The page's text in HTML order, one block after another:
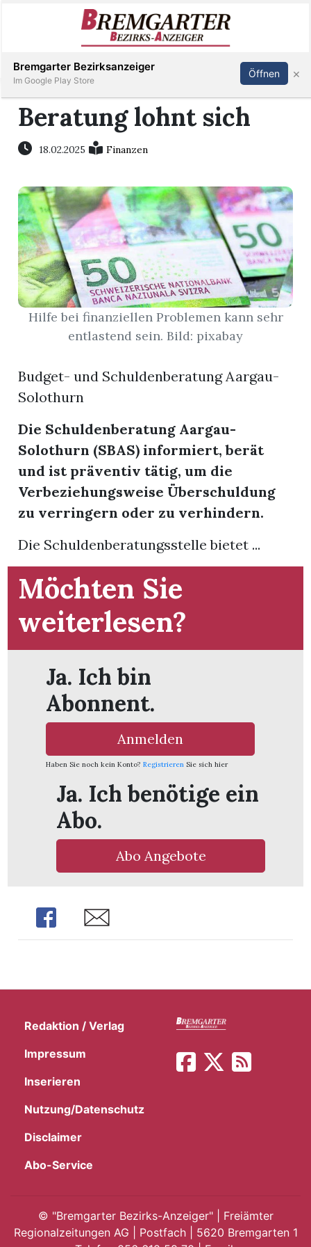
Immobilien
Stellen
E-
Paper
Newsletter
Bremgarten
Inserieren Abonnieren Anmelden
Beratung lohnt sich
18.02.2025 Finanzen
Hilfe bei finanziellen Problemen kann sehr
entlastend sein. Bild: pixabay
Budget- und Schuldenberatung Aargau-
Solothurn
Die Schuldenberatung Aargau-
Solothurn (SBAS) informiert, berät
und ist präventiv tätig, um die
Verbeziehungsweise Überschuldung
zu verringern oder zu verhindern.
Die Schuldenberatungsstelle bietet ...
Möchten Sie
weiterlesen?
Ja. Ich bin
Abonnent.
Anmelden
Haben Sie noch kein Konto? Registrieren Sie sich hier
Ja. Ich benötige ein
Abo.
Abo Angebote
Share Share
Redaktion / Verlag
Impressum
Inserieren
Nutzung/Datenschutz
Disclaimer
Abo-Service
© "Bremgarter Bezirks-Anzeiger" | Freiämter
Regionalzeitungen AG | Postfach | 5620 Bremgarten 1
Bremgarter Bezirksanzeiger
Im Google Play Store
Öffnen ×